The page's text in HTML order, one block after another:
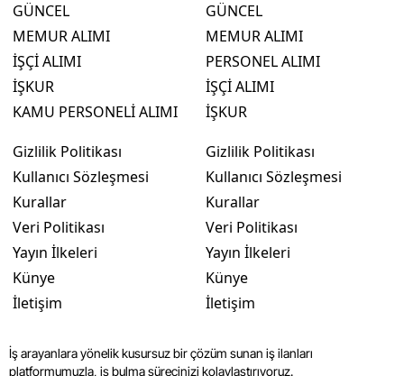
GÜNCEL
MEMUR ALIMI
İŞÇİ ALIMI
İŞKUR
KAMU PERSONELİ ALIMI
GÜNCEL
MEMUR ALIMI
PERSONEL ALIMI
İŞÇİ ALIMI
İŞKUR
Gizlilik Politikası
Kullanıcı Sözleşmesi
Kurallar
Veri Politikası
Yayın İlkeleri
Künye
İletişim
Gizlilik Politikası
Kullanıcı Sözleşmesi
Kurallar
Veri Politikası
Yayın İlkeleri
Künye
İletişim
İş arayanlara yönelik kusursuz bir çözüm sunan iş ilanları
platformumuzla, iş bulma sürecinizi kolaylaştırıyoruz.